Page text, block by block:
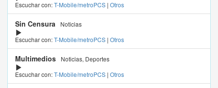
Escuchar con:T-Mobile/metroPCS | Otros
Sin Censura
Noticias
Escuchar con:T-Mobile/metroPCS | Otros
Multimedios
Noticias, Deportes
Escuchar con:T-Mobile/metroPCS | Otros